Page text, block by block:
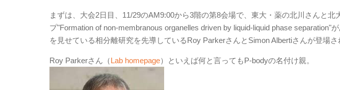
まずは、大会2日目、11/29のAM9:00から3階の第8会場で、東大・薬の北川さんと
プ"Formation of non-membranous organelles driven by liquid-liquid phase separation"
を見せている相分離研究を先導しているRoy ParkerさんとSimon Albertiさんが登場さ
Roy Parkerさん（Lab homepage）といえば何と言ってもP-bodyの名付け親。